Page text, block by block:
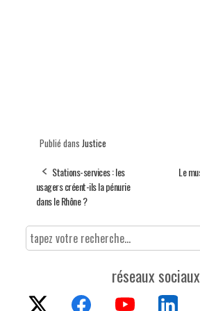
Publié dans Justice
Stations-services : les
usagers créent-ils la pénurie
dans le Rhône ?
Le
réseaux sociaux